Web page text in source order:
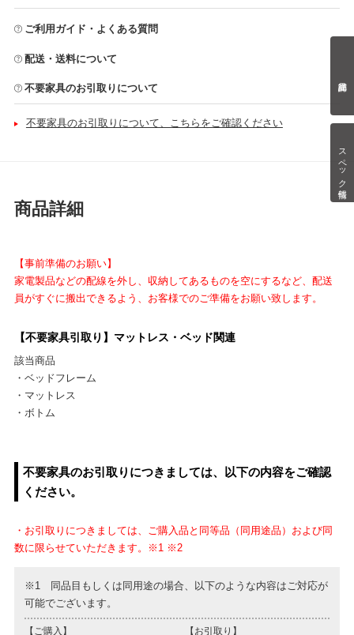
スペック情報
ご利用ガイド・よくある質問
配送・送料について
不要家具のお引取りについて
不要家具のお引取りについて、こちらをご確認ください
商品詳細
【事前準備のお願い】
家電製品などの配線を外し、収納してあるものを空にするなど、配送
員がすぐに搬出できるよう、お客様でのご準備をお願い致します。
【不要家具引取り】マットレス・ベッド関連
該当商品
・ベッドフレーム
・マットレス
・ボトム
不要家具のお引取りにつきましては、以下の内容をご確認
ください。
・お引取りにつきましては、ご購入品と同等品（同用途品）および同
数に限らせていただきます。※1 ※2
※1 同品目もしくは同用途の場合、以下のような内容はご対応が
可能でございます。
【ご購入】 【お引取り】